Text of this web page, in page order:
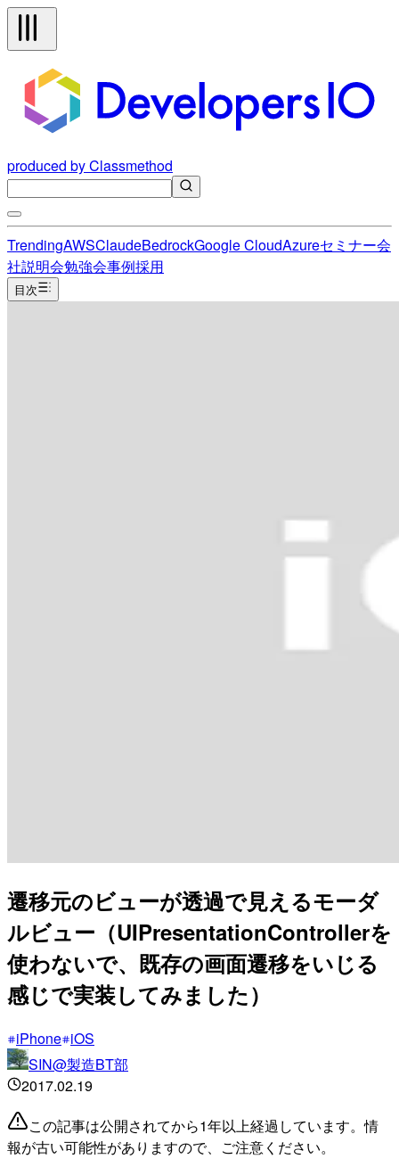
produced by Classmethod
TrendingAWSClaudeBedrockGoogle CloudAzureセミナー会
社説明会勉強会事例採用
目次
遷移元のビューが透過で見えるモーダ
ルビュー（UIPresentationControllerを
使わないで、既存の画面遷移をいじる
感じで実装してみました）
iPhone iOS
SIN@製造BT部
2017.02.19
この記事は公開されてから1年以上経過しています。情
報が古い可能性がありますので、ご注意ください。